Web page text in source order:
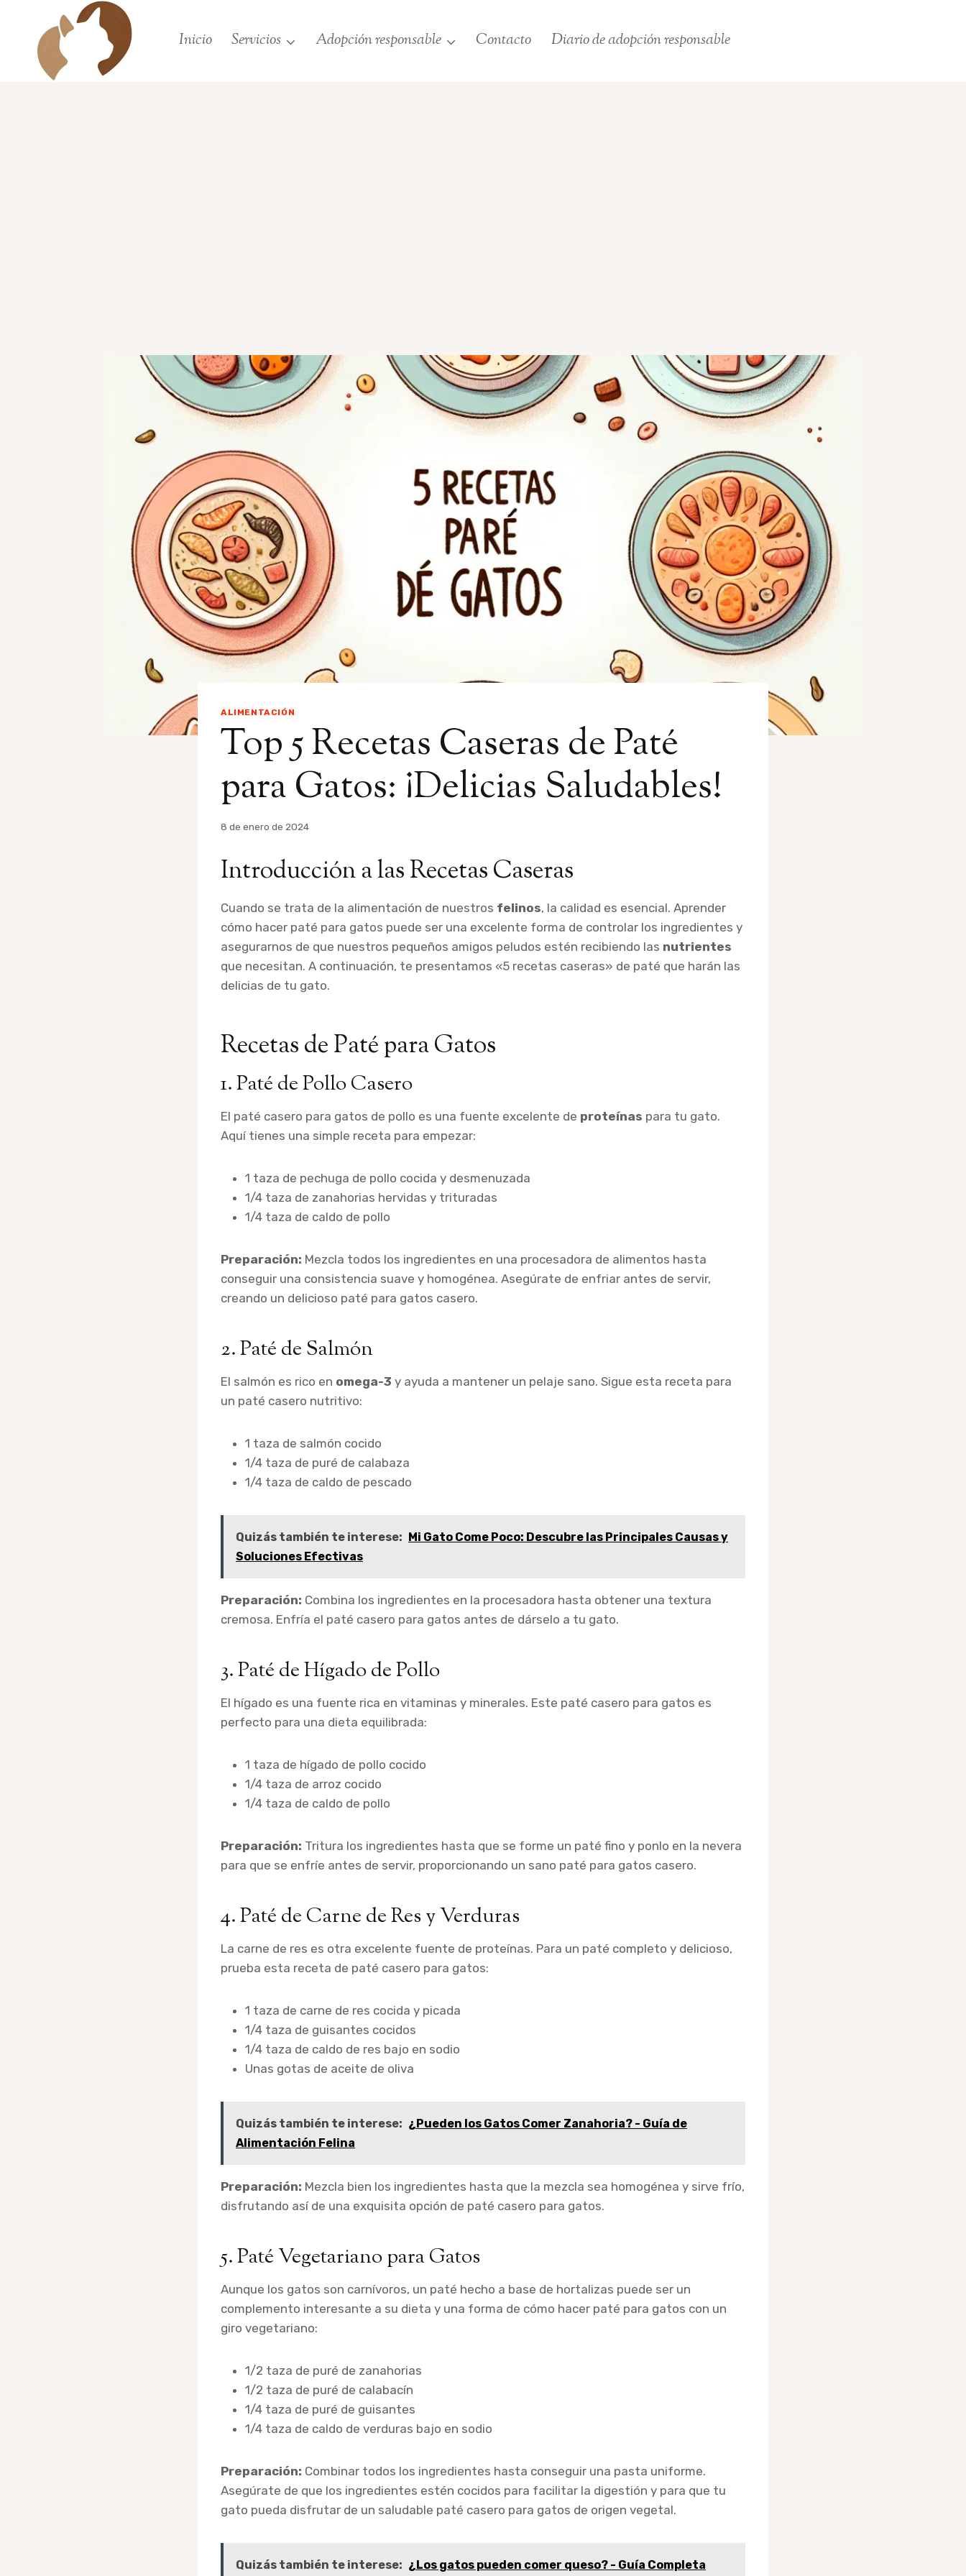
contenido
Inicio Servicios Adopción responsable Contacto Diario de adopción responsable
ALIMENTACIÓN
Top 5 Recetas Caseras de Paté
para Gatos: ¡Delicias Saludables!
Por
8 de enero de 2024
Introducción a las Recetas Caseras
Cuando se trata de la alimentación de nuestros felinos, la calidad es esencial. Aprender
cómo hacer paté para gatos puede ser una excelente forma de controlar los ingredientes y
asegurarnos de que nuestros pequeños amigos peludos estén recibiendo las nutrientes
que necesitan. A continuación, te presentamos «5 recetas caseras» de paté que harán las
delicias de tu gato.
Recetas de Paté para Gatos
1. Paté de Pollo Casero
El paté casero para gatos de pollo es una fuente excelente de proteínas para tu gato.
Aquí tienes una simple receta para empezar:
1 taza de pechuga de pollo cocida y desmenuzada
1/4 taza de zanahorias hervidas y trituradas
1/4 taza de caldo de pollo
Preparación: Mezcla todos los ingredientes en una procesadora de alimentos hasta
conseguir una consistencia suave y homogénea. Asegúrate de enfriar antes de servir,
creando un delicioso paté para gatos casero.
2. Paté de Salmón
El salmón es rico en omega-3 y ayuda a mantener un pelaje sano. Sigue esta receta para
un paté casero nutritivo:
1 taza de salmón cocido
1/4 taza de puré de calabaza
1/4 taza de caldo de pescado
Quizás también te interese:
Mi Gato Come Poco: Descubre las Principales Causas y
Soluciones Efectivas
Preparación: Combina los ingredientes en la procesadora hasta obtener una textura
cremosa. Enfría el paté casero para gatos antes de dárselo a tu gato.
3. Paté de Hígado de Pollo
El hígado es una fuente rica en vitaminas y minerales. Este paté casero para gatos es
perfecto para una dieta equilibrada:
1 taza de hígado de pollo cocido
1/4 taza de arroz cocido
1/4 taza de caldo de pollo
Preparación: Tritura los ingredientes hasta que se forme un paté fino y ponlo en la nevera
para que se enfríe antes de servir, proporcionando un sano paté para gatos casero.
4. Paté de Carne de Res y Verduras
La carne de res es otra excelente fuente de proteínas. Para un paté completo y delicioso,
prueba esta receta de paté casero para gatos:
1 taza de carne de res cocida y picada
1/4 taza de guisantes cocidos
1/4 taza de caldo de res bajo en sodio
Unas gotas de aceite de oliva
Quizás también te interese: ¿Pueden los Gatos Comer Zanahoria? - Guía de
Alimentación Felina
Preparación: Mezcla bien los ingredientes hasta que la mezcla sea homogénea y sirve frío,
disfrutando así de una exquisita opción de paté casero para gatos.
5. Paté Vegetariano para Gatos
Aunque los gatos son carnívoros, un paté hecho a base de hortalizas puede ser un
complemento interesante a su dieta y una forma de cómo hacer paté para gatos con un
giro vegetariano:
1/2 taza de puré de zanahorias
1/2 taza de puré de calabacín
1/4 taza de puré de guisantes
1/4 taza de caldo de verduras bajo en sodio
Preparación: Combinar todos los ingredientes hasta conseguir una pasta uniforme.
Asegúrate de que los ingredientes estén cocidos para facilitar la digestión y para que tu
gato pueda disfrutar de un saludable paté casero para gatos de origen vegetal.
Quizás también te interese: ¿Los gatos pueden comer queso? - Guía Completa